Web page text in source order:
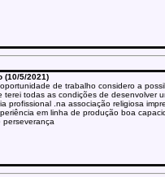
(10/5/2021)
de trabalho considero a
todas as condições de desenvolver
profissional .na associação religiosa
em linha de produção boa